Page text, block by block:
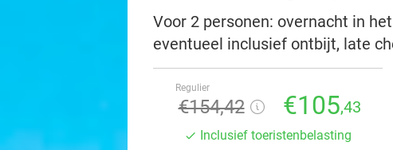
Voor 2 personen: overnacht in
eventueel inclusief ontbijt, late
Regulier
€154,42 €105,43
Inclusief toeristenbelasting